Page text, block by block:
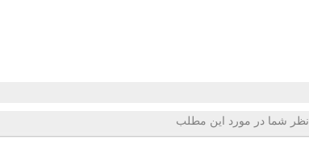
نظر شما در مورد این مطلب